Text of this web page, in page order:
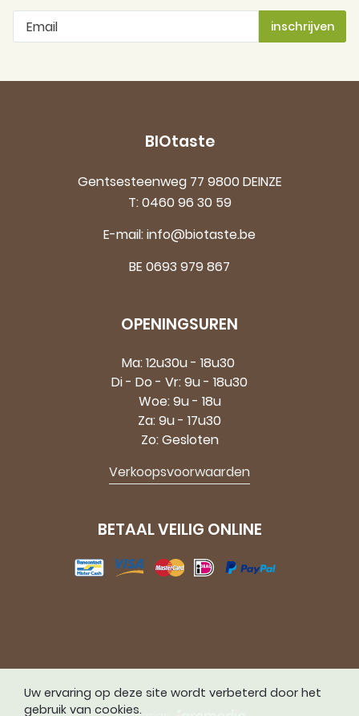
BIOtaste
Gentsesteenweg 77 9800 DEINZE
T:0460 96 30 59
E-mail:info@biotaste.be
BE 0693 979 867
OPENINGSUREN
Ma: 12u30u - 18u30
Di - Do - Vr: 9u - 18u30
Woe: 9u - 18u
Za: 9u - 17u30
Zo: Gesloten
Verkoopsvoorwaarden
BETAAL VEILIG ONLINE
Uw ervaring op deze site wordt verbeterd door het
gebruik van cookies.